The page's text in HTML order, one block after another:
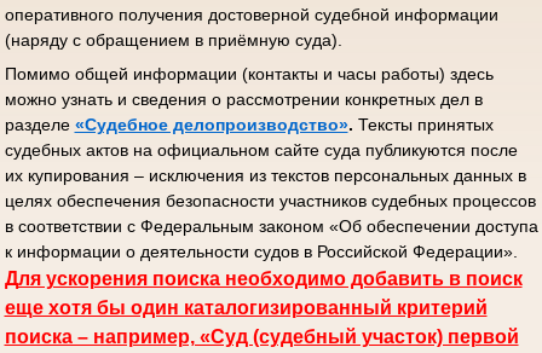
оперативного получения достоверной судебной информации
(наряду с обращением в приёмную суда).
Помимо общей информации (контакты и часы работы) здесь
можно узнать и сведения о рассмотрении конкретных дел в
разделе «Судебное делопроизводство». Тексты принятых
судебных актов на официальном сайте суда публикуются после
их купирования – исключения из текстов персональных данных в
целях обеспечения безопасности участников судебных процессов
в соответствии с Федеральным законом «Об обеспечении доступа
к информации о деятельности судов в Российской Федерации».
Для ускорения поиска необходимо добавить в поиск
еще хотя бы один каталогизированный критерий
поиска – например, «Суд (судебный участок) первой